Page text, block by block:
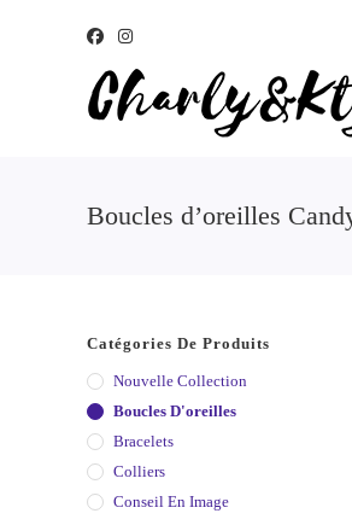
Boucles d’oreilles
Catégories De Produits
Nouvelle Collection
Boucles D'oreilles
Bracelets
Colliers
Conseil En Image